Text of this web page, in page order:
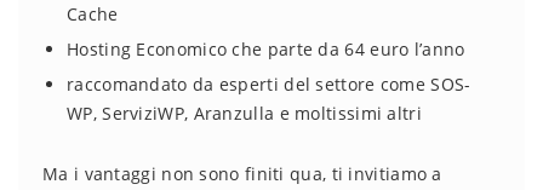
Cache
Hosting Economico che parte da 64 euro l’anno
raccomandato da esperti del settore come SOS-
WP, ServiziWP, Aranzulla e moltissimi altri
Ma i vantaggi non sono finiti qua, ti invitiamo a